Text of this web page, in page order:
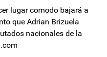
lugar comodo bajará a
que Adrian Brizuela
nacionales de la